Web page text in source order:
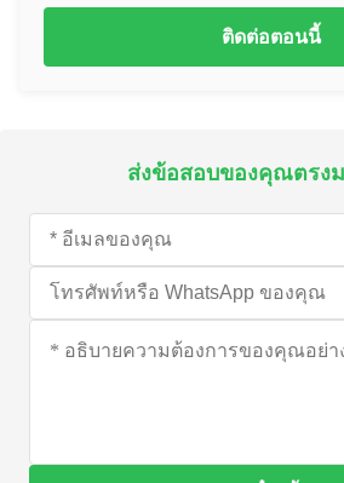
ติดต่อตอนนี้
ส่งข้อสอบของคุณตรงม